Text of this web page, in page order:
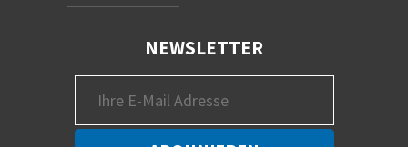
NEWSLETTER